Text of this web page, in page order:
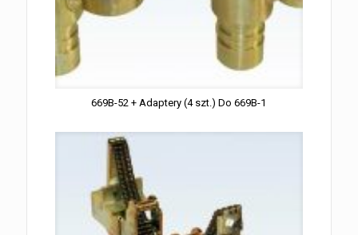
669B-52 + Adaptery (4 szt.) Do 669B-1